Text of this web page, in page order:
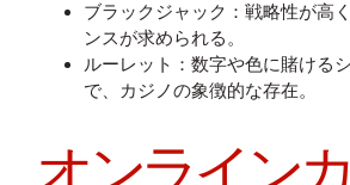
ブラックジャック：戦略性が高
ンスが求められる。
ルーレット：数字や色に賭ける
で、カジノの象徴的な存在。
オンライン